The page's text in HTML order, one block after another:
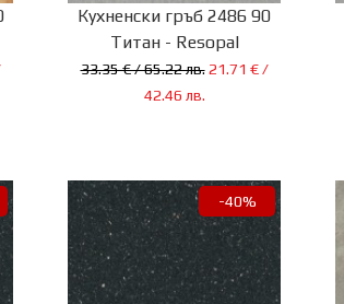
Кухненски гръб 2486 90
Титан - Resopal
33.35 € / 65.22 лв. 21.71 € /
42.46 лв.
-40%